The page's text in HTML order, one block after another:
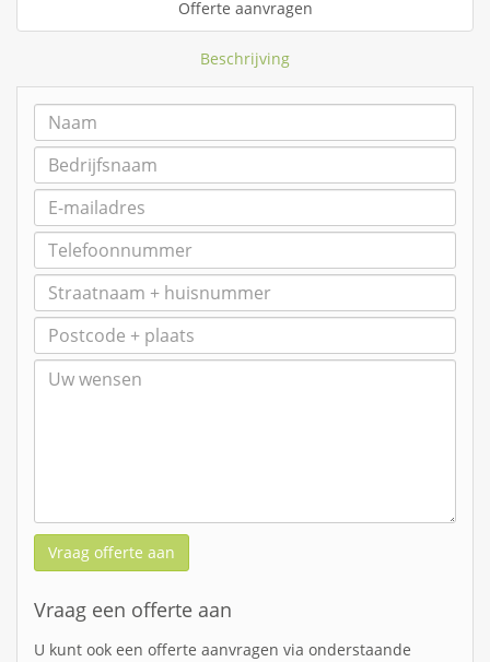
Offerte aanvragen
Beschrijving
Vraag offerte aan
Vraag een offerte aan
U kunt ook een offerte aanvragen via onderstaande